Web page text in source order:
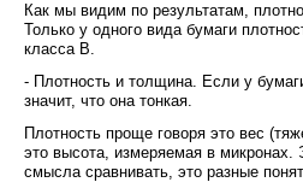
Как мы видим по результатам,
Только у одного вида бумаги
класса В.
- Плотность и толщина. Если у
значит, что она тонкая.
Плотность проще говоря это вес
это высота, измеряемая в микронах.
смысла сравнивать, это разные